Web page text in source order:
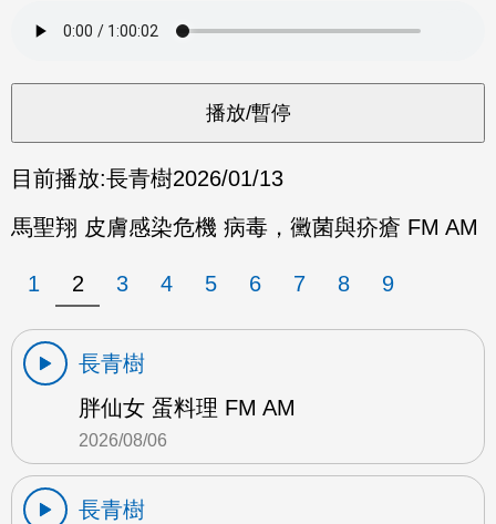
目前播放:長青樹2026/01/13
馬聖翔 皮膚感染危機 病毒，黴菌與疥瘡 FM AM
1 2 3 4 5 6 7 8 9
長青樹
胖仙女 蛋料理 FM AM
2026/08/06
長青樹